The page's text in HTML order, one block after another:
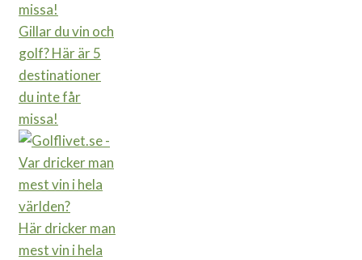
Gillar du vin och
golf? Här är 5
destinationer
du inte får
missa!
Här dricker man
mest vin i hela